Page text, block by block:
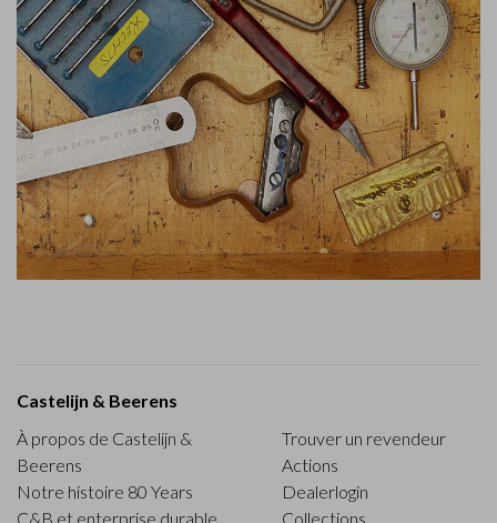
Castelijn & Beerens
À propos de Castelijn &
Beerens
Notre histoire 80 Years
C&B et enterprise durable
Trouver un revendeur
Actions
Dealerlogin
Collections